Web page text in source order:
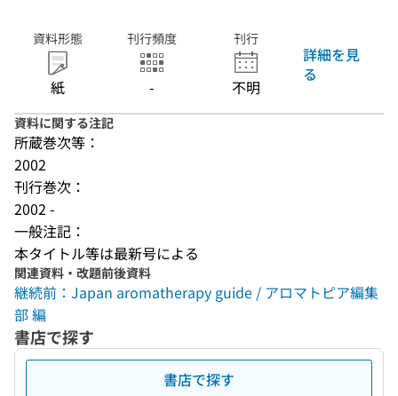
資料形態
紙
刊行頻度
-
刊行
不明
詳細を見
る
資料に関する注記
所蔵巻次等：
2002
刊行巻次：
2002 -
一般注記：
本タイトル等は最新号による
関連資料・改題前後資料
継続前：Japan aromatherapy guide / アロマトピア編集
部 編
書店で探す
書店で探す